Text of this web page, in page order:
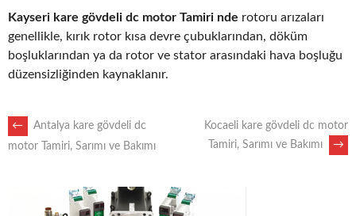
Kayseri kare gövdeli dc motor Tamiri nde rotoru arızaları
genellikle, kırık rotor kısa devre çubuklarından, döküm
boşluklarından ya da rotor ve stator arasındaki hava boşluğu
düzensizliğinden kaynaklanır.
POST
NAVIGATION
←
Antalya kare gövdeli dc
motor Tamiri, Sarımı ve Bakımı
Kocaeli kare gövdeli dc motor
Tamiri, Sarımı ve Bakımı
→